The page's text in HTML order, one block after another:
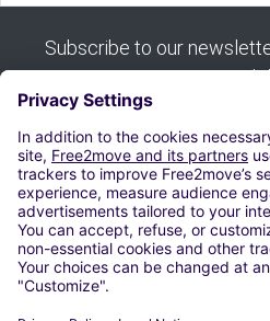
Subscribe to our
our good